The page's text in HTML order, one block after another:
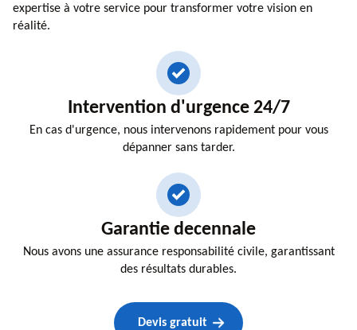
expertise à votre service pour transformer votre vision en
réalité.
Intervention d'urgence 24/7
En cas d'urgence, nous intervenons rapidement pour vous
dépanner sans tarder.
Garantie decennale
Nous avons une assurance responsabilité civile, garantissant
des résultats durables.
Devis gratuit